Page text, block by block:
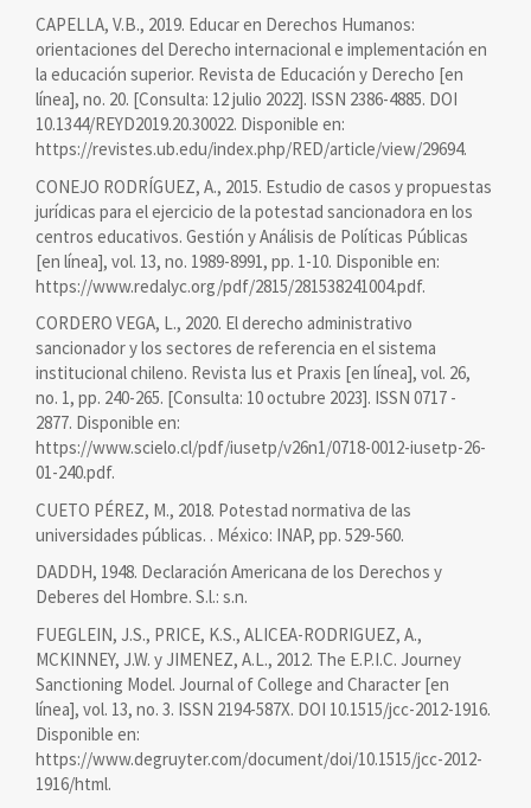
CAPELLA, V.B., 2019. Educar en Derechos Humanos:
orientaciones del Derecho internacional e implementación en
la educación superior. Revista de Educación y Derecho [en
línea], no. 20. [Consulta: 12 julio 2022]. ISSN 2386-4885. DOI
10.1344/REYD2019.20.30022. Disponible en:
https://revistes.ub.edu/index.php/RED/article/view/29694.
CONEJO RODRÍGUEZ, A., 2015. Estudio de casos y propuestas
jurídicas para el ejercicio de la potestad sancionadora en los
centros educativos. Gestión y Análisis de Políticas Públicas
[en línea], vol. 13, no. 1989-8991, pp. 1-10. Disponible en:
https://www.redalyc.org/pdf/2815/281538241004.pdf.
CORDERO VEGA, L., 2020. El derecho administrativo
sancionador y los sectores de referencia en el sistema
institucional chileno. Revista Ius et Praxis [en línea], vol. 26,
no. 1, pp. 240-265. [Consulta: 10 octubre 2023]. ISSN 0717 -
2877. Disponible en:
https://www.scielo.cl/pdf/iusetp/v26n1/0718-0012-iusetp-26-
01-240.pdf.
CUETO PÉREZ, M., 2018. Potestad normativa de las
universidades públicas. . México: INAP, pp. 529-560.
DADDH, 1948. Declaración Americana de los Derechos y
Deberes del Hombre. S.l.: s.n.
FUEGLEIN, J.S., PRICE, K.S., ALICEA-RODRIGUEZ, A.,
MCKINNEY, J.W. y JIMENEZ, A.L., 2012. The E.P.I.C. Journey
Sanctioning Model. Journal of College and Character [en
línea], vol. 13, no. 3. ISSN 2194-587X. DOI 10.1515/jcc-2012-1916.
Disponible en:
https://www.degruyter.com/document/doi/10.1515/jcc-2012-
1916/html.